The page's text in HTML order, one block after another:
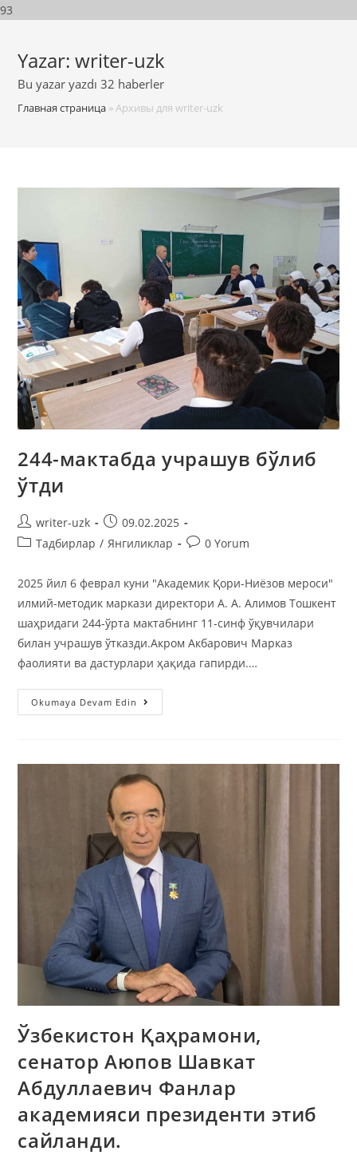
93
Yazar:writer-uzk
Bu yazar yazdı 32 haberler
Главная страница »Архивы для writer-uzk
244-мактабда учрашув бўлиб
ўтди
writer-uzk
09.02.2025
Тадбирлар / Янгиликлар 0 Yorum
2025 йил 6 феврал куни "Академик Қори-Ниёзов мероси"
илмий-методик маркази директори А. A. Алимов Тошкент
шаҳридаги 244-ўрта мактабнинг 11-синф ўқувчилари
билан учрашув ўтказди.Акром Акбарович Марказ
фаолияти ва дастурлари ҳақида гапирди.…
Okumaya Devam Edin
Ўзбекистон Қаҳрамони,
сенатор Аюпов Шавкат
Абдуллаевич Фанлар
академияси президенти этиб
сайланди.